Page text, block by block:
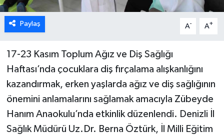
Paylaş A- A+
17-23 Kasım Toplum Ağız ve Diş Sağlığı
Haftası’nda çocuklara diş fırçalama alışkanlığını
kazandırmak, erken yaşlarda ağız ve diş sağlığının
önemini anlamalarını sağlamak amacıyla Zübeyde
Hanım Anaokulu’nda etkinlik düzenlendi. Denizli İl
Sağlık Müdürü Uz.Dr. Berna Öztürk, İl Milli Eğitim